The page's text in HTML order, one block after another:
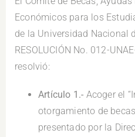
Económicos para los
de la Universidad Nacional
RESOLUCIÓN No. 012-
resolvió:
Artículo 1.- Acoger el
otorgamiento de
presentado por la